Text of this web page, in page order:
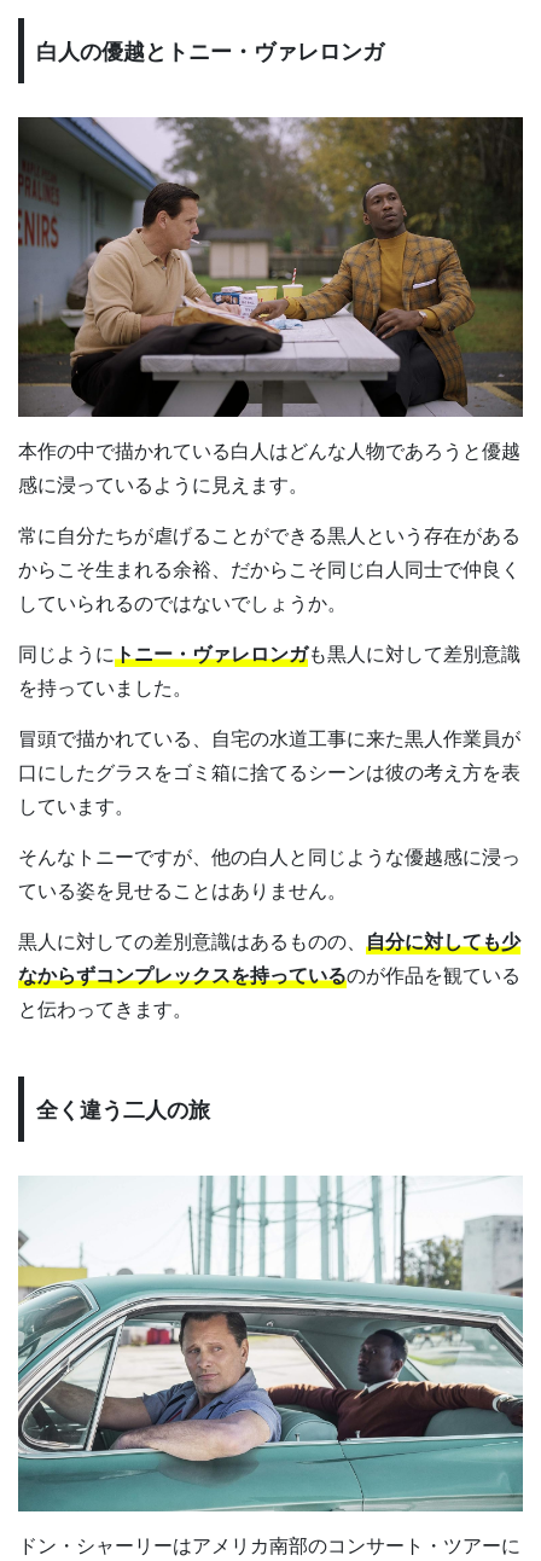
白人の優越とトニー・ヴァレロンガ
本作の中で描かれている白人はどんな人物であろうと優越
感に浸っているように見えます。
常に自分たちが虐げることができる黒人という存在がある
からこそ生まれる余裕、だからこそ同じ白人同士で仲良く
していられるのではないでしょうか。
同じようにトニー・ヴァレロンガも黒人に対して差別意識
を持っていました。
冒頭で描かれている、自宅の水道工事に来た黒人作業員が
口にしたグラスをゴミ箱に捨てるシーンは彼の考え方を表
しています。
そんなトニーですが、他の白人と同じような優越感に浸っ
ている姿を見せることはありません。
黒人に対しての差別意識はあるものの、 自分に対しても少
なからずコンプレックスを持っているのが作品を観ている
と伝わってきます。
全く違う二人の旅
ドン・シャーリーはアメリカ南部のコンサート・ツアーに